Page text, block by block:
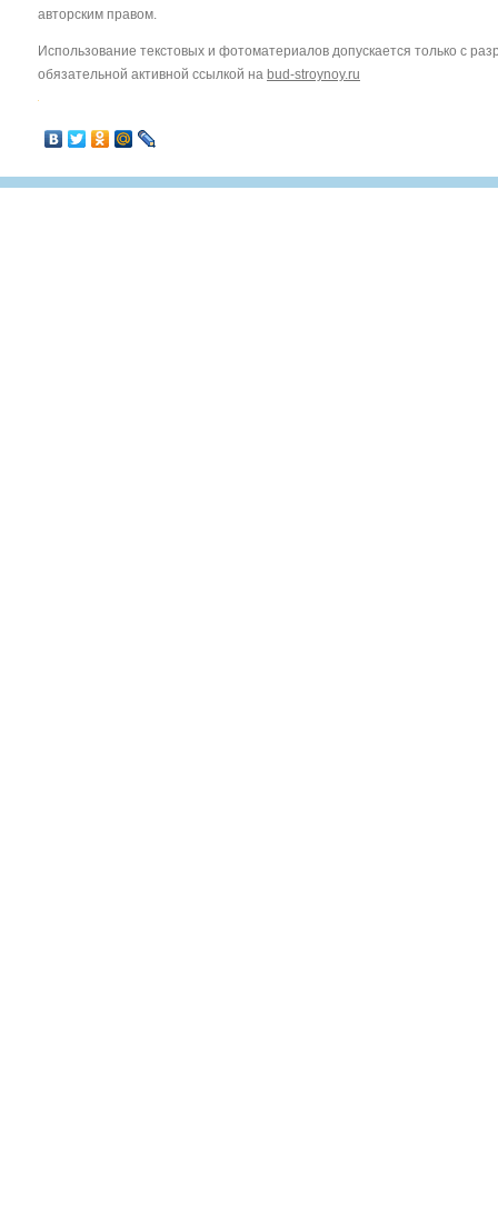
авторским правом.
Использование текстовых и фотоматериалов допускается только с
обязательной активной ссылкой на bud-stroynoy.ru